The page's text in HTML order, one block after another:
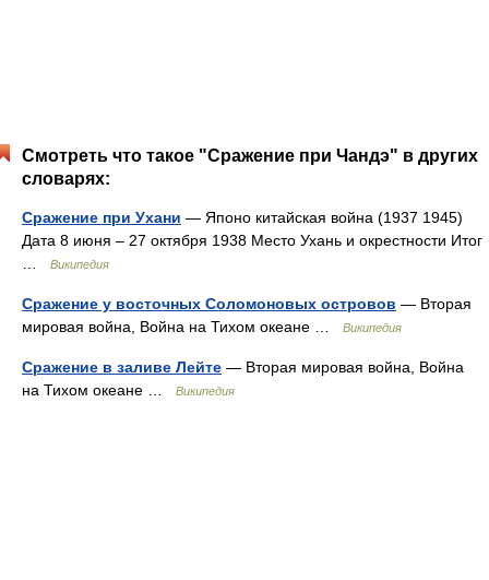
Смотреть что такое "Сражение при Чандэ" в других
словарях:
Сражение при Ухани — Японо китайская война (1937 1945)
Дата 8 июня – 27 октября 1938 Место Ухань и окрестности Итог
Википедия
Сражение у восточных Соломоновых островов — Вторая
мировая война, Война на Тихом океане …
Википедия
Сражение в заливе Лейте — Вторая мировая война, Война
на Тихом океане …
Википедия